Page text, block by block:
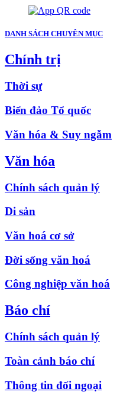
DANH SÁCH CHUYÊN MỤC
Chính trị
Thời sự
Biển đảo Tổ quốc
Văn hóa & Suy ngẫm
Văn hóa
Chính sách quản lý
Di sản
Văn hoá cơ sở
Đời sống văn hoá
Công nghiệp văn hoá
Báo chí
Chính sách quản lý
Toàn cảnh báo chí
Thông tin đối ngoại